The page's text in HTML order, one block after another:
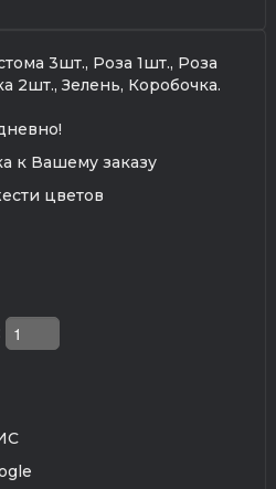
3шт., Роза 1шт., Роза
2шт., Зелень, Коробочка.
к Вашему заказу
цветов